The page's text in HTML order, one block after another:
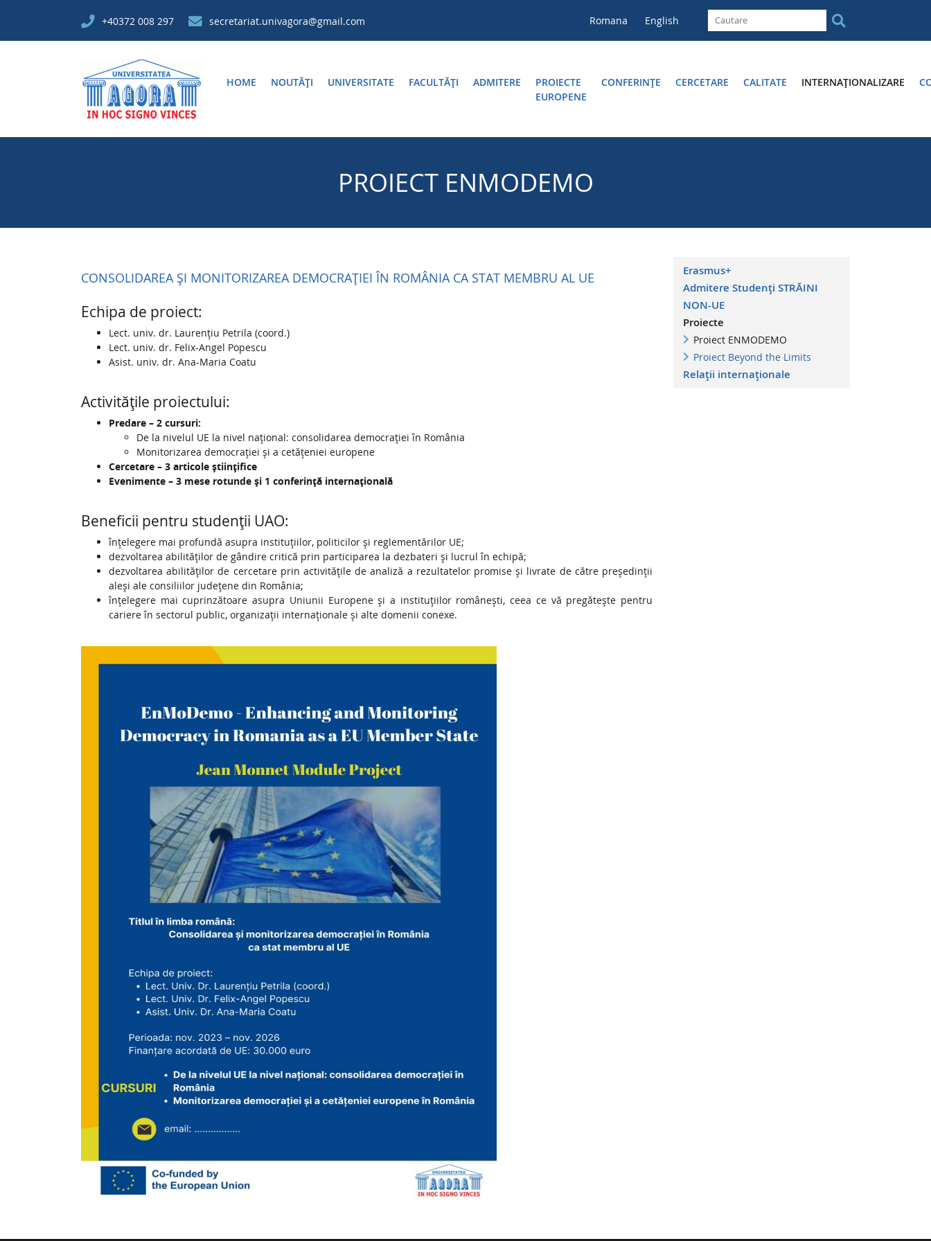
+40372 008 297 secretariat.univagora@gmail.com Romana English
HOME NOUTĂȚI UNIVERSITATE FACULTĂŢI ADMITERE
PROIECTE
EUROPENE
CONFERINȚE CERCETARE CALITATE INTERNAȚIONALIZARE
PROIECT ENMODEMO
Erasmus+
Admitere Studenți STRĂINI
NON-UE
Proiecte
Proiect ENMODEMO
Proiect Beyond the Limits
Relații internaționale
CONSOLIDAREA ȘI MONITORIZAREA DEMOCRAȚIEI ÎN ROMÂNIA CA STAT MEMBRU AL UE
Echipa de proiect:
Lect. univ. dr. Laurențiu Petrila (coord.)
Lect. univ. dr. Felix-Angel Popescu
Asist. univ. dr. Ana-Maria Coatu
Activitățile proiectului:
Predare – 2 cursuri:
De la nivelul UE la nivel național: consolidarea democrației în România
Monitorizarea democrației și a cetățeniei europene
Cercetare – 3 articole științifice
Evenimente – 3 mese rotunde și 1 conferință internațională
Beneficii pentru studenții UAO:
înțelegere mai profundă asupra instituțiilor, politicilor și reglementărilor UE;
dezvoltarea abilităților de gândire critică prin participarea la dezbateri și lucrul în echipă;
dezvoltarea abilităților de cercetare prin activitățile de analiză a rezultatelor promise și livrate de către președinții
aleși ale consiliilor județene din România;
înțelegere mai cuprinzătoare asupra Uniunii Europene și a instituțiilor românești, ceea ce vă pregătește pentru
cariere în sectorul public, organizații internaționale și alte domenii conexe.